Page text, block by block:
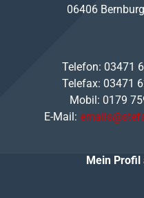
06406
Telefon: 03471
Telefax: 03471
Mobil: 0179
E-Mail:
Mein Profil